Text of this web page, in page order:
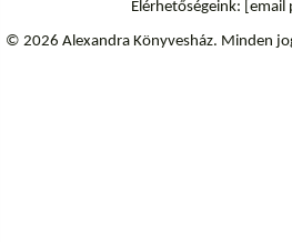
Elérhetőségeink: [email
© 2026 Alexandra Könyvesház. Minden